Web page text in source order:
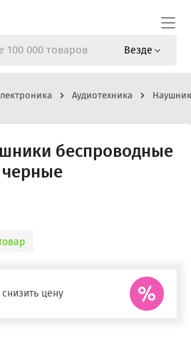
Везде
Аудиотехника
беспроводные
черные
цену